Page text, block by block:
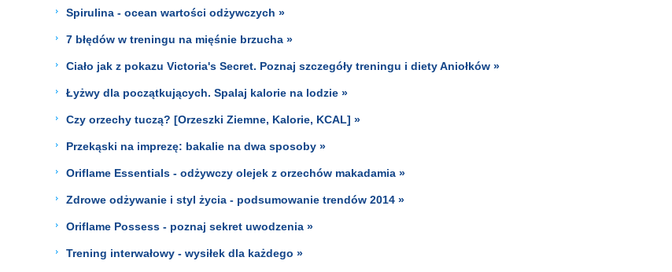
Spirulina - ocean wartości odżywczych »
7 błędów w treningu na mięśnie brzucha »
Ciało jak z pokazu Victoria's Secret. Poznaj szczegóły treningu i diety Aniołków »
Łyżwy dla początkujących. Spalaj kalorie na lodzie »
Czy orzechy tuczą? [Orzeszki Ziemne, Kalorie, KCAL] »
Przekąski na imprezę: bakalie na dwa sposoby »
Oriflame Essentials - odżywczy olejek z orzechów makadamia »
Zdrowe odżywanie i styl życia - podsumowanie trendów 2014 »
Oriflame Possess - poznaj sekret uwodzenia »
Trening interwałowy - wysiłek dla każdego »